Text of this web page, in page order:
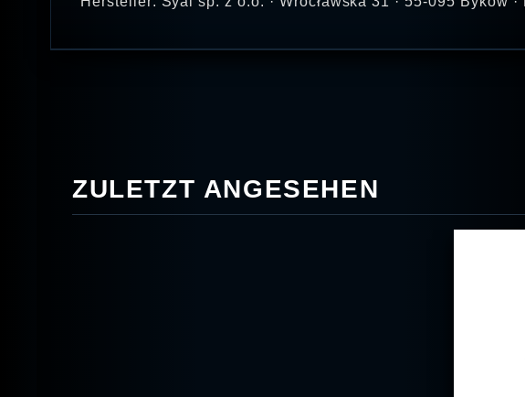
ZULETZT ANGESEHEN